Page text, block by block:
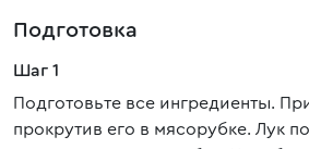
Подготовка
Шаг 1
Подготовьте все ингредиенты.
прокрутив его в мясорубке. Лук